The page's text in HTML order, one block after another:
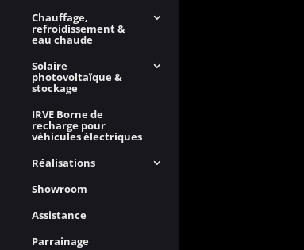
Chauffage,
refroidissement &
eau chaude
Solaire
photovoltaïque &
stockage
IRVE Borne de
recharge pour
véhicules électriques
Réalisations
Showroom
Assistance
Parrainage